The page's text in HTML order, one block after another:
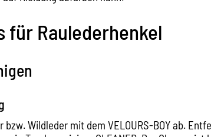
für Raulederhenkel
bzw. Wildleder mit dem VELOURS-BOY ab.